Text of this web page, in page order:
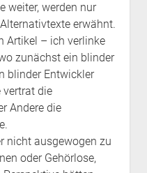
weiter, werden nur
erwähnt.
Artikel – ich verlinke
zunächst ein blinder
blinder Entwickler
vertrat die
Andere die
nicht ausgewogen zu
oder Gehörlose,